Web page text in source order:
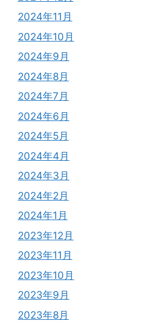
2024年11月
2024年10月
2024年9月
2024年8月
2024年7月
2024年6月
2024年5月
2024年4月
2024年3月
2024年2月
2024年1月
2023年12月
2023年11月
2023年10月
2023年9月
2023年8月